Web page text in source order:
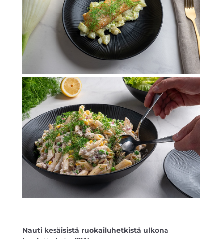
Nauti kesäisistä ruokailuhetkistä ulkona